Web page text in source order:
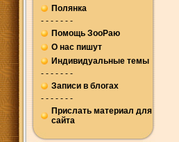
Полянка
- - - - - - -
Помощь ЗооРаю
О нас пишут
Индивидуальные темы
- - - - - - -
Записи в блогах
- - - - - - -
Прислать материал для
сайта